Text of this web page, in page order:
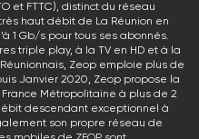
et FTTC), distinct du réseau
haut débit de La Réunion en
1 Gb/s pour tous ses abonnés.
triple play, à la TV en HD et à la
Zeop emploie plus de
Janvier 2020, Zeop propose la
Métropolitaine à plus de 2
descendant exceptionnel à
son propre réseau de